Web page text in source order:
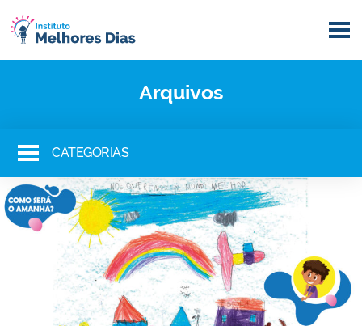
Arquivos
CATEGORIAS